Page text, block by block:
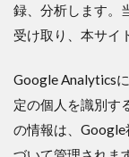
録、分析します。
受け取り、本サイ
Google Analytics
定の個人を識別す
の情報は、